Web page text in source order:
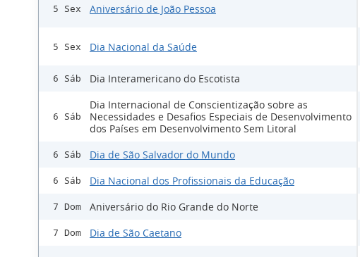
5 Sex Aniversário de João Pessoa
5 Sex Dia Nacional da Saúde
6 Sáb Dia Interamericano do Escotista
6 Sáb
Dia Internacional de Conscientização sobre as
Necessidades e Desafios Especiais de Desenvolvimento
dos Países em Desenvolvimento Sem Litoral
6 Sáb Dia de São Salvador do Mundo
6 Sáb Dia Nacional dos Profissionais da Educação
7 Dom Aniversário do Rio Grande do Norte
7 Dom Dia de São Caetano